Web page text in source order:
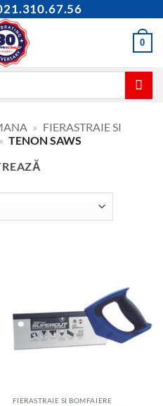
0
» FIERASTRAIE SI
» TENON SAWS
FIERASTRAIE SI BOMFAIERE